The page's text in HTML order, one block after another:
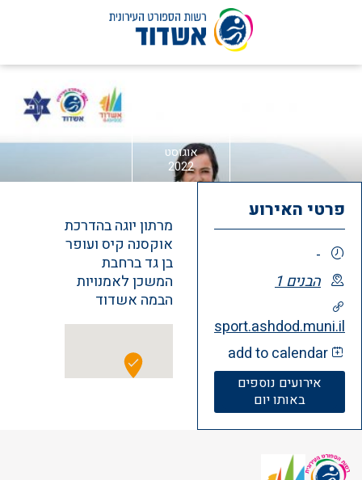
דלג
אוגוסט
2022
פרטי האירוע
-
הבנים 1
sport.ashdod.muni.il
add to calendar
אירועים נוספים
באותו יום
מרתון יוגה בהדרכת
אוקסנה קיס ועופר
בן גד ברחבת
המשכן לאמנויות
הבמה אשדוד